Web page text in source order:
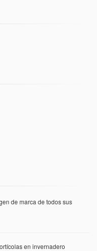
de marca de todos sus
en invernadero